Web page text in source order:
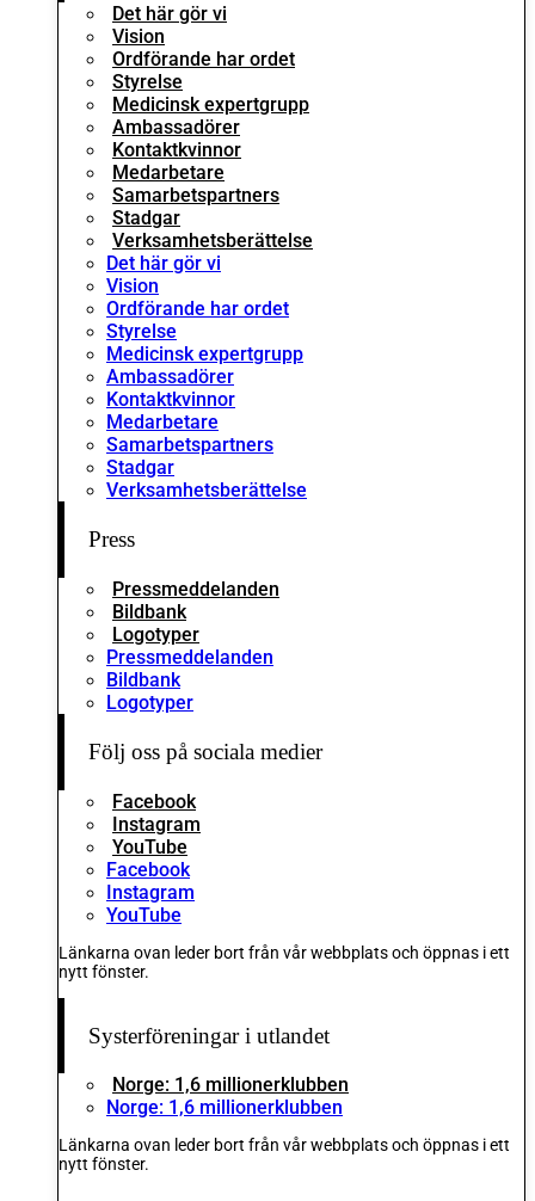
Det här gör vi
Vision
Ordförande har ordet
Styrelse
Medicinsk expertgrupp
Ambassadörer
Kontaktkvinnor
Medarbetare
Samarbetspartners
Stadgar
Verksamhetsberättelse
Det här gör vi
Vision
Ordförande har ordet
Styrelse
Medicinsk expertgrupp
Ambassadörer
Kontaktkvinnor
Medarbetare
Samarbetspartners
Stadgar
Verksamhetsberättelse
Press
Pressmeddelanden
Bildbank
Logotyper
Pressmeddelanden
Bildbank
Logotyper
Följ oss på sociala medier
Facebook
Instagram
YouTube
Facebook
Instagram
YouTube
Länkarna ovan leder bort från vår webbplats och öppnas i ett
nytt fönster.
Systerföreningar i utlandet
Norge: 1,6 millionerklubben
Norge: 1,6 millionerklubben
Länkarna ovan leder bort från vår webbplats och öppnas i ett
nytt fönster.